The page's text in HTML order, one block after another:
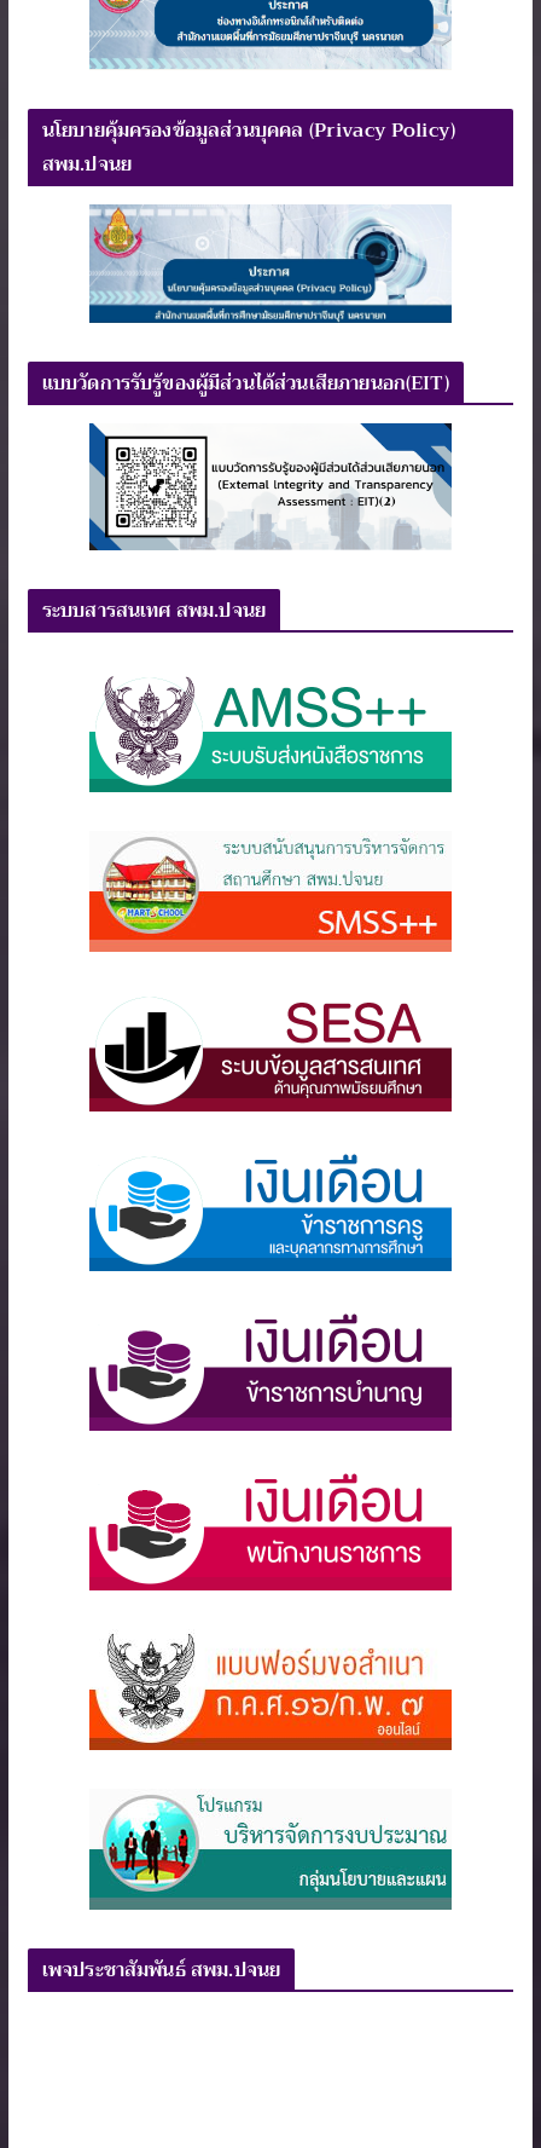
นโยบายคุ้มครองข้อมูลส่วนบุคคล (Privacy Policy)
สพม.ปจนย
แบบวัดการรับรู้ของผู้มีส่วนได้ส่วนเสียภายนอก(EIT)
ระบบสารสนเทศ สพม.ปจนย
เพจประชาสัมพันธ์ สพม.ปจนย